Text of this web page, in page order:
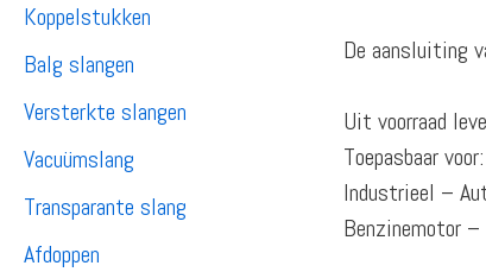
Koppelstukken
Balg slangen
Versterkte slangen
Vacuümslang
Transparante slang
Afdoppen
De aansluiting
Uit voorraad
Toepasbaar voor:
Industrieel –
Benzinemotor –